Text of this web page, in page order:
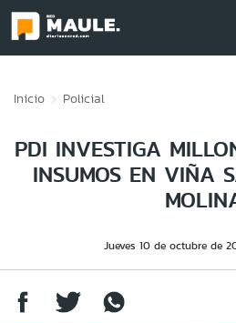
Inicio Policial
PDI INVESTIGA
INSUMOS EN VIÑA
Jueves 10 de octubre de